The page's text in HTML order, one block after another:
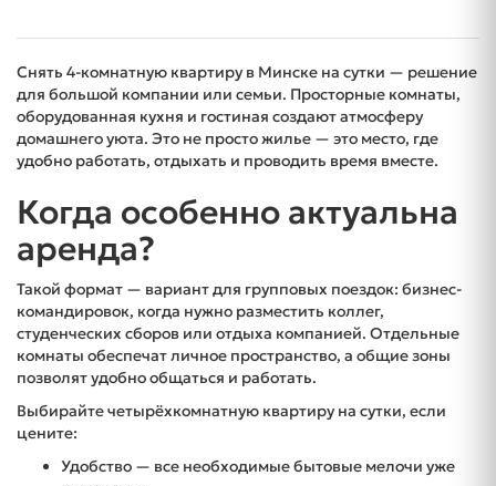
Снять 4-комнатную квартиру в Минске на сутки — решение
для большой компании или семьи. Просторные комнаты,
оборудованная кухня и гостиная создают атмосферу
домашнего уюта. Это не просто жилье — это место, где
удобно работать, отдыхать и проводить время вместе.
Когда особенно актуальна
аренда?
Такой формат — вариант для групповых поездок: бизнес-
командировок, когда нужно разместить коллег,
студенческих сборов или отдыха компанией. Отдельные
комнаты обеспечат личное пространство, а общие зоны
позволят удобно общаться и работать.
Выбирайте четырёхкомнатную квартиру на сутки, если
цените:
Удобство — все необходимые бытовые мелочи уже